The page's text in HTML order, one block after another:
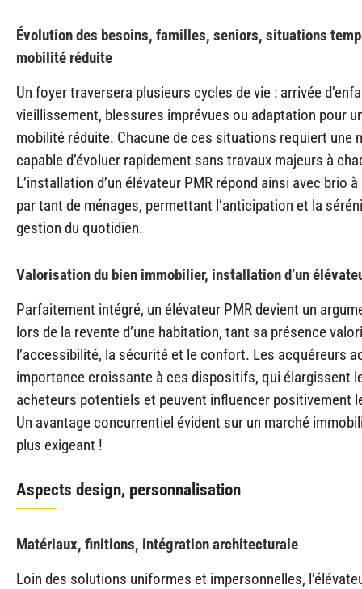
Évolution des besoins, familles, seniors, situations
mobilité réduite
Un foyer traversera plusieurs cycles de vie : arrivée
vieillissement, blessures imprévues ou adaptation pour
mobilité réduite. Chacune de ces situations requiert une
capable d’évoluer rapidement sans travaux majeurs à
L’installation d’un élévateur PMR répond ainsi avec brio
par tant de ménages, permettant l’anticipation et la
gestion du quotidien.
Valorisation du bien immobilier, installation d’un
Parfaitement intégré, un élévateur PMR devient un
lors de la revente d’une habitation, tant sa présence
l’accessibilité, la sécurité et le confort. Les acquéreurs
importance croissante à ces dispositifs, qui élargissent
acheteurs potentiels et peuvent influencer positivement
Un avantage concurrentiel évident sur un marché
plus exigeant !
Aspects design, personnalisation
Matériaux, finitions, intégration architecturale
Loin des solutions uniformes et impersonnelles,